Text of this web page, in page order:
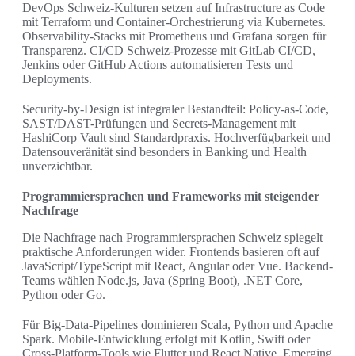
DevOps Schweiz-Kulturen setzen auf Infrastructure as Code
mit Terraform und Container-Orchestrierung via Kubernetes.
Observability-Stacks mit Prometheus und Grafana sorgen für
Transparenz. CI/CD Schweiz-Prozesse mit GitLab CI/CD,
Jenkins oder GitHub Actions automatisieren Tests und
Deployments.
Security-by-Design ist integraler Bestandteil: Policy-as-Code,
SAST/DAST-Prüfungen und Secrets-Management mit
HashiCorp Vault sind Standardpraxis. Hochverfügbarkeit und
Datensouveränität sind besonders in Banking und Health
unverzichtbar.
Programmiersprachen und Frameworks mit steigender
Nachfrage
Die Nachfrage nach Programmiersprachen Schweiz spiegelt
praktische Anforderungen wider. Frontends basieren oft auf
JavaScript/TypeScript mit React, Angular oder Vue. Backend-
Teams wählen Node.js, Java (Spring Boot), .NET Core,
Python oder Go.
Für Big-Data-Pipelines dominieren Scala, Python und Apache
Spark. Mobile-Entwicklung erfolgt mit Kotlin, Swift oder